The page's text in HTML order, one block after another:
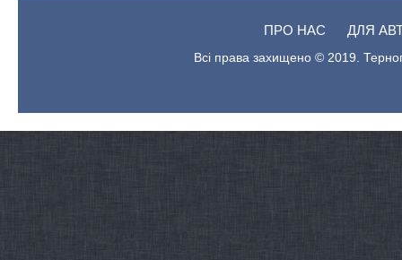
ПРО НАС ДЛЯ
Всі права захищено © 2019.